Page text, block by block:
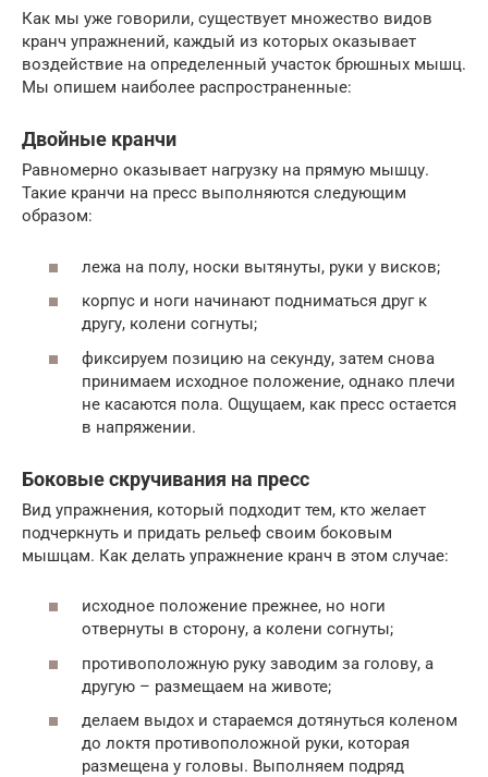
Как мы уже говорили, существует множество видов
кранч упражнений, каждый из которых оказывает
воздействие на определенный участок брюшных мышц.
Мы опишем наиболее распространенные:
Двойные кранчи
Равномерно оказывает нагрузку на прямую мышцу.
Такие кранчи на пресс выполняются следующим
образом:
лежа на полу, носки вытянуты, руки у висков;
корпус и ноги начинают подниматься друг к
другу, колени согнуты;
фиксируем позицию на секунду, затем снова
принимаем исходное положение, однако плечи
не касаются пола. Ощущаем, как пресс остается
в напряжении.
Боковые скручивания на пресс
Вид упражнения, который подходит тем, кто желает
подчеркнуть и придать рельеф своим боковым
мышцам. Как делать упражнение кранч в этом случае:
исходное положение прежнее, но ноги
отвернуты в сторону, а колени согнуты;
противоположную руку заводим за голову, а
другую – размещаем на животе;
делаем выдох и стараемся дотянуться коленом
до локтя противоположной руки, которая
размещена у головы. Выполняем подряд